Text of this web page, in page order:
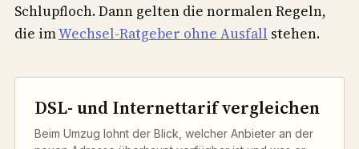
Schlupfloch. Dann gelten die normalen Regeln,
die imWechsel-Ratgeber ohne Ausfall stehen.
DSL- und Internettarif vergleichen
Beim Umzug lohnt der Blick, welcher Anbieter an der